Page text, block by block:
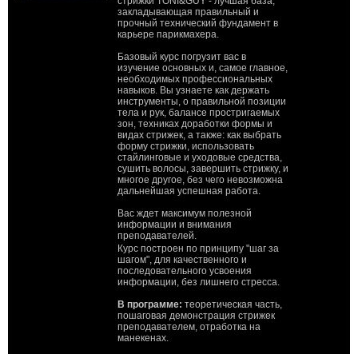
закладывающая правильный и
прочный технический фундамент в
карьере парикмахера.
Базовый курс погрузит вас в
изучение основных и, самое главное,
необходимых профессиональных
навыков. Вы узнаете как держать
инструменты, о правильной позиции
тела и рук, балансе простригаемых
зон, техниках доработки формы и
видах стрижек, а также: как выбрать
форму стрижки, использовать
стайлинговые и уходовые средства,
сушить волосы, завершить стрижку, и
многое другое, без чего невозможна
дальнейшая успешная работа.
Вас ждет максимум полезной
информации и внимания
преподавателей.
Курс построен по принципу "шаг за
шагом", для качественного и
последовательного усвоения
информации, без лишнего стресса.
В программе: теоретическая часть,
пошаговая демонстрация стрижек
преподавателем, отработка на
манекенах.